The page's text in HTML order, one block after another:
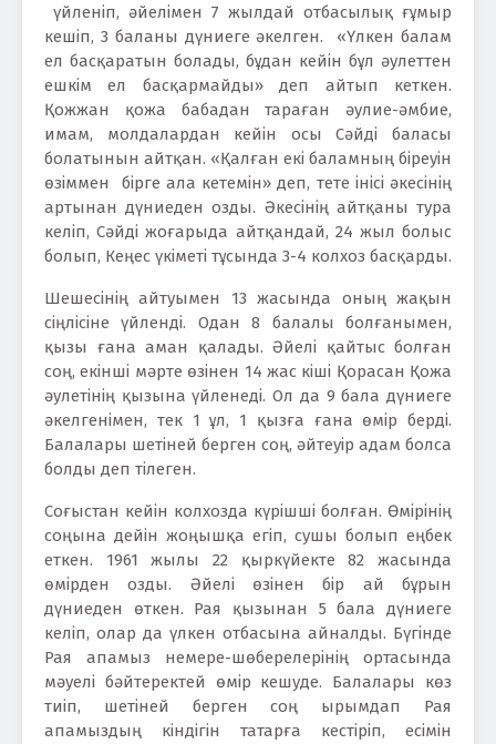
үйленіп, әйелімен 7 жылдай отбасылық ғұмыр
кешіп, 3 баланы дүниеге әкелген. «Үлкен балам
ел басқаратын болады, бұдан кейін бұл әулеттен
ешкім ел басқармайды» деп айтып кеткен.
Қожжан қожа бабадан тараған әулие-әмбие,
имам, молдалардан кейін осы Сәйді баласы
болатынын айтқан. «Қалған екі баламның біреуін
өзіммен бірге ала кетемін» деп, тете інісі әкесінің
артынан дүниеден озды. Әкесінің айтқаны тура
келіп, Сәйді жоғарыда айтқандай, 24 жыл болыс
болып, Кеңес үкіметі тұсында 3-4 колхоз басқарды.
Шешесінің айтуымен 13 жасында оның жақын
сіңлісіне үйленді. Одан 8 балалы болғанымен,
қызы ғана аман қалады. Әйелі қайтыс болған
соң, екінші мәрте өзінен 14 жас кіші Қорасан Қожа
әулетінің қызына үйленеді. Ол да 9 бала дүниеге
әкелгенімен, тек 1 ұл, 1 қызға ғана өмір берді.
Балалары шетіней берген соң, әйтеуір адам болса
болды деп тілеген.
Соғыстан кейін колхозда күрішші болған. Өмірінің
соңына дейін жоңышқа егіп, сушы болып еңбек
еткен. 1961 жылы 22 қыркүйекте 82 жасында
өмірден озды. Әйелі өзінен бір ай бұрын
дүниеден өткен. Рая қызынан 5 бала дүниеге
келіп, олар да үлкен отбасына айналды. Бүгінде
Рая апамыз немере-шөберелерінің ортасында
мәуелі бәйтеректей өмір кешуде. Балалары көз
тиіп, шетіней берген соң ырымдап Рая
апамыздың кіндігін татарға кестіріп, есімін